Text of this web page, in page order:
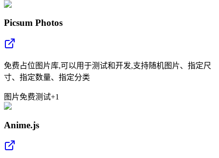
Picsum Photos
免费占位图片库,可以用于测试和开发,支持随机图片、指定尺
寸、指定数量、指定分类
图片免费测试+1
Anime.js